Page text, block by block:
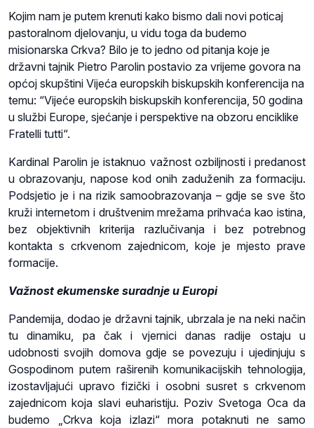
Kojim nam je putem krenuti kako bismo dali novi poticaj
pastoralnom djelovanju, u vidu toga da budemo
misionarska Crkva? Bilo je to jedno od pitanja koje je
državni tajnik Pietro Parolin postavio za vrijeme govora na
općoj skupštini Vijeća europskih biskupskih konferencija na
temu: “Vijeće europskih biskupskih konferencija, 50 godina
u službi Europe, sjećanje i perspektive na obzoru enciklike
Fratelli tutti“.
Kardinal Parolin je istaknuo važnost ozbiljnosti i predanost
u obrazovanju, napose kod onih zaduženih za formaciju.
Podsjetio je i na rizik samoobrazovanja – gdje se sve što
kruži internetom i društvenim mrežama prihvaća kao istina,
bez objektivnih kriterija razlučivanja i bez potrebnog
kontakta s crkvenom zajednicom, koje je mjesto prave
formacije.
Važnost ekumenske suradnje u Europi
Pandemija, dodao je državni tajnik, ubrzala je na neki način
tu dinamiku, pa čak i vjernici danas radije ostaju u
udobnosti svojih domova gdje se povezuju i ujedinjuju s
Gospodinom putem raširenih komunikacijskih tehnologija,
izostavljajući upravo fizički i osobni susret s crkvenom
zajednicom koja slavi euharistiju. Poziv Svetoga Oca da
budemo „Crkva koja izlazi“ mora potaknuti ne samo